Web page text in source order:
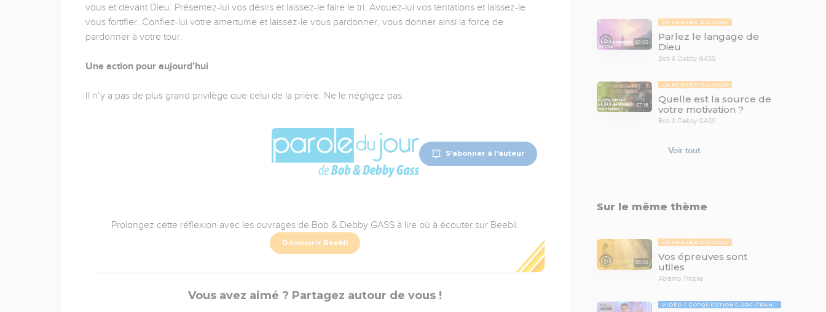
vous et devant Dieu. Présentez-lui vos désirs et laissez-le faire le tri. Avouez-lui vos tentations et laissez-le
vous fortifier. Confiez-lui votre amertume et laissez-le vous pardonner, vous donner ainsi la force de
pardonner à votre tour.
Une action pour aujourd’hui
Il n’y a pas de plus grand privilège que celui de la prière. Ne le négligez pas.
S'abonner à l'auteur
Prolongez cette réflexion avec les ouvrages de Bob & Debby GASS à lire où à écouter sur Beebli.
Découvrir Beebli
Vous avez aimé ? Partagez autour de vous !
07:05
LA PENSÉE DU JOUR
Parlez le langage de
Dieu
Bob & Debby GASS
07:16
LA PENSÉE DU JOUR
Quelle est la source de
votre motivation ?
Bob & Debby GASS
Voir tout
Sur le même thème
08:08
LA PENSÉE DU JOUR
Vos épreuves sont
utiles
Abramo Tricoire
VIDÉO GOTQUESTIONS.ORG-FRANÇAIS